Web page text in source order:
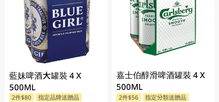
藍妹啤酒大罐裝 4 X
500ML
2件$80
指定品牌送贈品
嘉士伯醇滑啤酒罐裝 4 X
500ML
2件$56 指定分類送贈品